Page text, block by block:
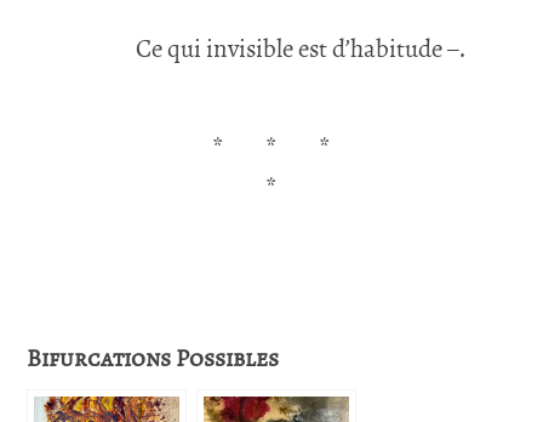
Ce qui invisible est d’habitude –.
* *
*
*
Bifurcations Possibles